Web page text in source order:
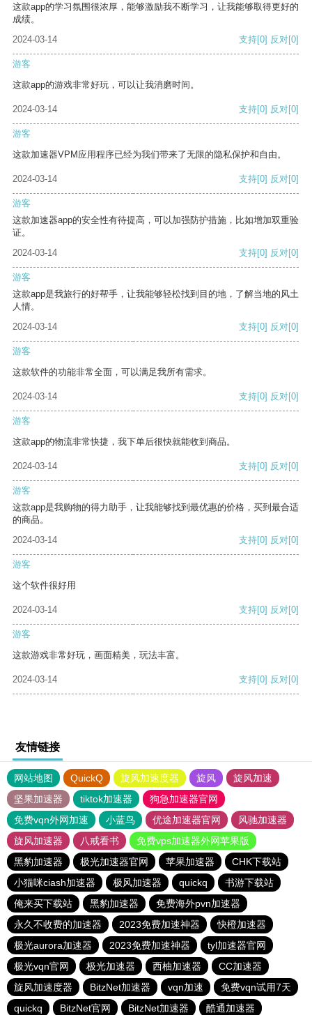
这款app的学习氛围很浓厚，能够激励我不断学习，让我能够取得更好的
成绩。
2024-03-14
支持[0] 反对[0]
游客
这款app的游戏非常好玩，可以让我消磨时间。
2024-03-14 支持[0] 反对[0]
游客
这款加速器VPM应用程序已经为我们带来了无限的隐私保护和自由。
2024-03-14 支持[0] 反对[0]
游客
这款加速器app的安全性有待提高，可以加强防护措施，比如增加双重验
证。
2024-03-14
支持[0] 反对[0]
游客
这款app是我旅行的好帮手，让我能够轻松找到目的地，了解当地的风土
人情。
2024-03-14
支持[0] 反对[0]
游客
这款软件的功能非常全面，可以满足我所有需求。
2024-03-14 支持[0] 反对[0]
游客
这款app的物流非常快捷，我下单后很快就能收到商品。
2024-03-14 支持[0] 反对[0]
游客
这款app是我购物的得力助手，让我能够找到最优惠的价格，买到最合适
的商品。
2024-03-14
支持[0] 反对[0]
游客
这个软件很好用
2024-03-14 支持[0] 反对[0]
游客
这款游戏非常好玩，画面精美，玩法丰富。
2024-03-14 支持[0] 反对[0]
友情链接
网站地图 QuickQ 旋风加速度器 旋风
旋风加速
坚果加速器
tiktok加速器
狗急加速器官网
免费vqn外网加速
小蓝鸟 优途加速器官网
风驰加速器
旋风加速器
八戒看书
免费vps加速器外网苹果版
黑豹加速器
极光加速器官网 苹果加速器
CHK下载站
小猫咪ciash加速器
极风加速器 quickq
书游下载站
俺来买下载站
黑豹加速器
免费海外pvn加速器
永久不收费的加速器
2023免费加速神器
快橙加速器
极光aurora加速器
2023免费加速神器
tyl加速器官网
极光vqn官网
极光加速器 西柚加速器
CC加速器
旋风加速度器
BitzNet加速器 vqn加速
免费vqn试用7天
quickq
BitzNet官网 BitzNet加速器 酷通加速器